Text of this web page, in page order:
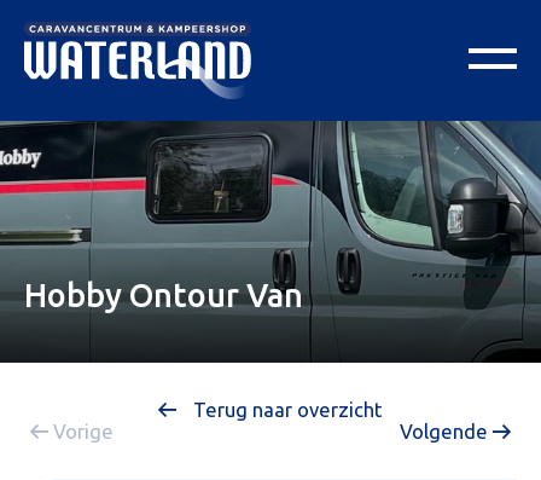
Hobby Ontour Van
Terug naar overzicht
Vorige
Volgende